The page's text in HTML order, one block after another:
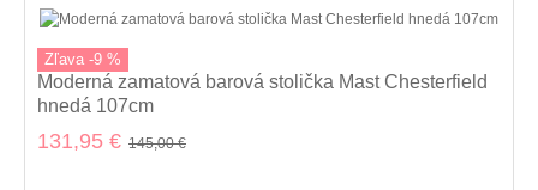
Zľava -9 %
Moderná zamatová barová stolička Mast Chesterfield
hnedá 107cm
131,95 € 145,00 €